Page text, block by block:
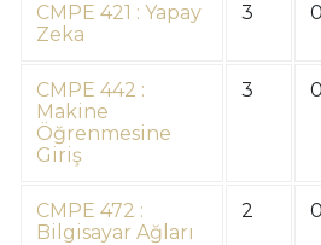
CMPE 421 : Yapay
Zeka
3 0
CMPE 442 :
Makine
Öğrenmesine
Giriş
3 0
CMPE 472 :
Bilgisayar Ağları
2 0